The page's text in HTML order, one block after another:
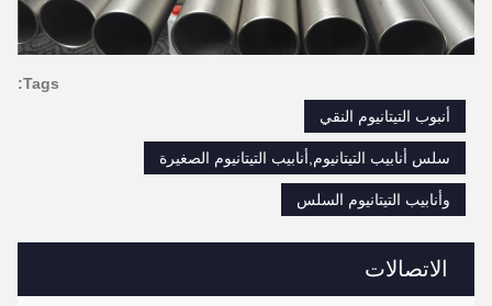
الاتصالات
Tags:
أنبوب التيتانيوم النقي
سلس أنابيب التيتانيوم,أنابيب التيتانيوم الصغيرة
وأنابيب التيتانيوم السلس